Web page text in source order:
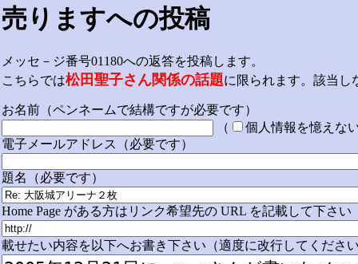
売りますへの投稿
メッセ－ジ番号01180への返答を投稿します。
こちらでは松田聖子さん関係の話題に限られます。該当し
お名前（ペンネームで結構ですが必要です）
（
個人情報を憶えな
電子メールアドレス（必要です）
題名（必要です）
Home Page がある方はリンク希望先の URL を記載して下さい
載せたい内容を以下へお書き下さい（適度に改行してくださ